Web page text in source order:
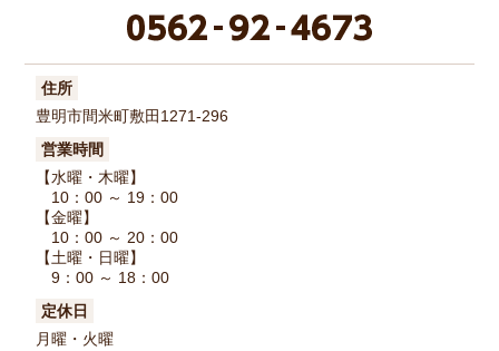
住所
豊明市間米町敷田1271-296
営業時間
【水曜・木曜】
10：00 ～ 19：00
【金曜】
10：00 ～ 20：00
【土曜・日曜】
9：00 ～ 18：00
定休日
月曜・火曜